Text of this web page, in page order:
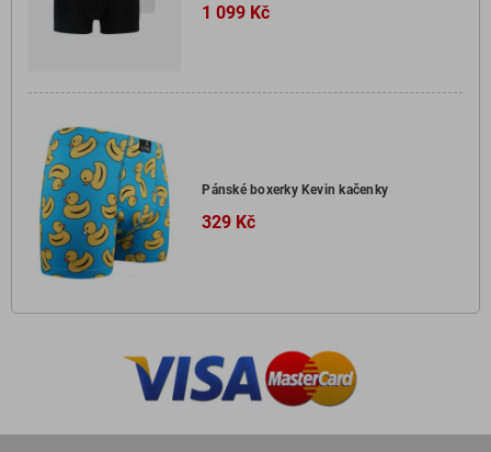
1 099 Kč
Pánské boxerky Kevin kačenky
329 Kč